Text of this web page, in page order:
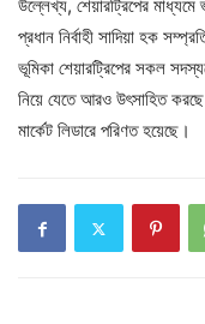
উল্লেখ্য, শেয়ারট্রিপের মাধ্যমে
প্রধান নির্বাহী সাদিয়া হক
ভূমিকা শেয়ারট্রিপের সকল
নিয়ে যেতে আরও উৎসাহিত
মার্কেট লিডারে পরিণত হয়েছে।